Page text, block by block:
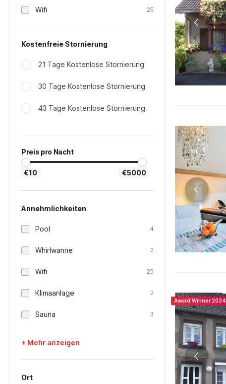
Wifi 25
Kostenfreie Stornierung
21 Tage Kostenlose Stornierung
30 Tage Kostenlose Stornierung
43 Tage Kostenlose Stornierung
Preis pro Nacht
€10 €5000
Annehmlichkeiten
Pool 4
Whirlwanne 2
Wifi 25
Klimaanlage 2
Sauna 3
+ Mehr anzeigen
Ort
Award Winner 2024